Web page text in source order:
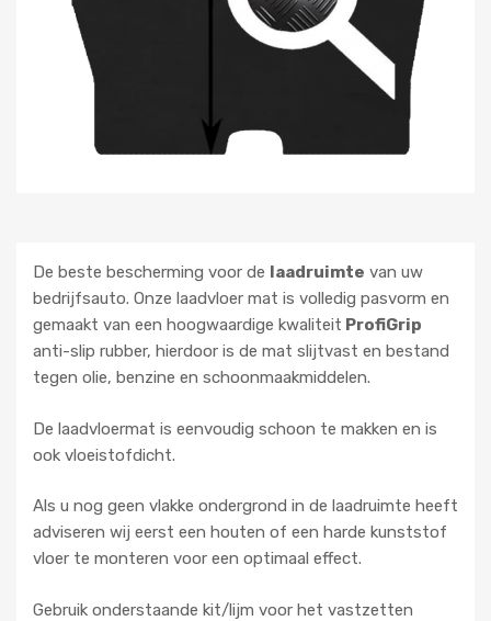
De beste bescherming voor de laadruimte van uw
bedrijfsauto. Onze laadvloer mat is volledig pasvorm en
gemaakt van een hoogwaardige kwaliteit ProfiGrip
anti-slip rubber, hierdoor is de mat slijtvast en bestand
tegen olie, benzine en schoonmaakmiddelen.
De laadvloermat is eenvoudig schoon te makken en is
ook vloeistofdicht.
Als u nog geen vlakke ondergrond in de laadruimte heeft
adviseren wij eerst een houten of een harde kunststof
vloer te monteren voor een optimaal effect.
Gebruik onderstaande kit/lijm voor het vastzetten